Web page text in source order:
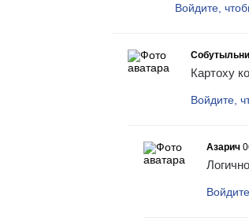
Войдите,
Картоху
Войдите,
Азарич